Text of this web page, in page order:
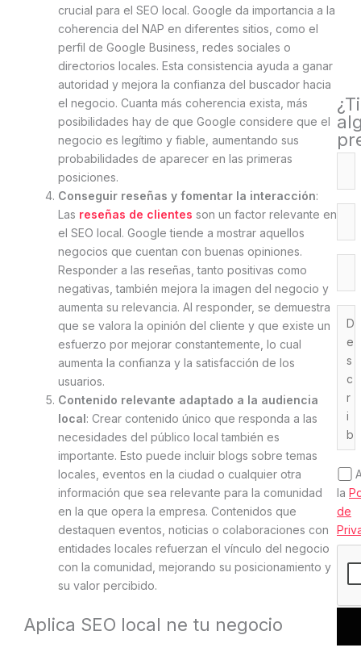
crucial para el SEO local. Google da importancia a la
coherencia del NAP en diferentes sitios, como el
perfil de Google Business, redes sociales o
directorios locales. Esta consistencia ayuda a ganar
autoridad y mejora la confianza del buscador hacia
el negocio. Cuanta más coherencia exista, más
posibilidades hay de que Google considere que el
negocio es legítimo y fiable, aumentando sus
probabilidades de aparecer en las primeras
posiciones.
Conseguir reseñas y fomentar la interacción:
Las reseñas de clientes son un factor relevante en
el SEO local. Google tiende a mostrar aquellos
negocios que cuentan con buenas opiniones.
Responder a las reseñas, tanto positivas como
negativas, también mejora la imagen del negocio y
aumenta su relevancia. Al responder, se demuestra
que se valora la opinión del cliente y que existe un
esfuerzo por mejorar constantemente, lo cual
aumenta la confianza y la satisfacción de los
usuarios.
Contenido relevante adaptado a la audiencia
local: Crear contenido único que responda a las
necesidades del público local también es
importante. Esto puede incluir blogs sobre temas
locales, eventos en la ciudad o cualquier otra
información que sea relevante para la comunidad
en la que opera la empresa. Contenidos que
destaquen eventos, noticias o colaboraciones con
entidades locales refuerzan el vínculo del negocio
con la comunidad, mejorando su posicionamiento y
su valor percibido.
Aplica SEO local ne tu negocio
la
de